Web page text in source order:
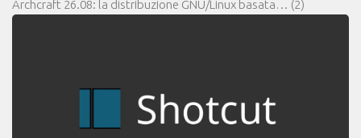
Archcraft 26.08: la distribuzione GNU/Linux basata… (2)